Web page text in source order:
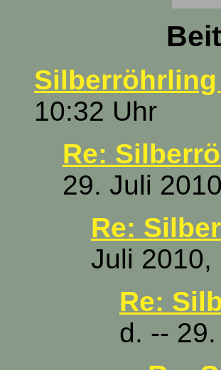
10:32 Uhr
Re:
29. Juli
Re:
Juli 2010,
Re:
d. --